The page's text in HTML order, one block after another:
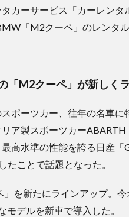
カーサービス「カーレンタ
「M2クーペ」のレンタ
「M2クーペ」が新しく
ポーツカー、往年の名車に
ア製スポーツカーABARTH
高水準の性能を誇る日産「
たことで話題となった。
を新たにラインアップ。今
デルを新車で導入した。